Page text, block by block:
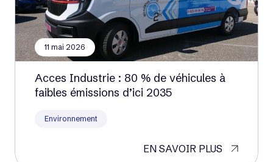
11 mai 2026
Acces Industrie : 80 % de véhicules à
faibles émissions d’ici 2035
Environnement
EN SAVOIR PLUS